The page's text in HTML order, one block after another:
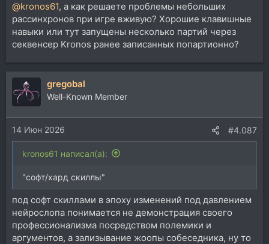
@kronos61, а как решаете проблемы небольших
рассинхронов при игре вживую? Хорошие клавишные
навыки или тут запущены несколько партий через
секвенсер Kronos ранее записанных попартионно?
gregobal
Well-Known Member
14 Июн 2026 #4.087
kronos61 написал(а):
"софт/хард скиллы"
под софт скиллами в эпоху изменений под давлением
нейрослопа понимается не демонстрация своего
профессионализма посредством полемики и
аргументов, а зализывание жоопы собеседника, ну то